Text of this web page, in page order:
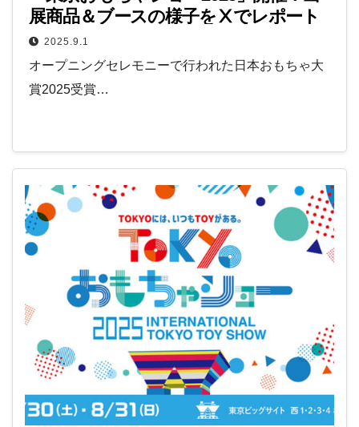
展商品＆ブースの様子をⅩでレポート
しました
2025.9.1
オープニングセレモニーで行われた日本おもちゃ大
賞2025受賞…